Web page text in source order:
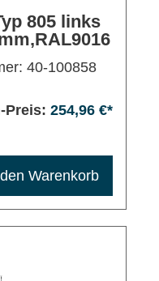
805 links
40-100858
Preis: 254,96 €*
Warenkorb